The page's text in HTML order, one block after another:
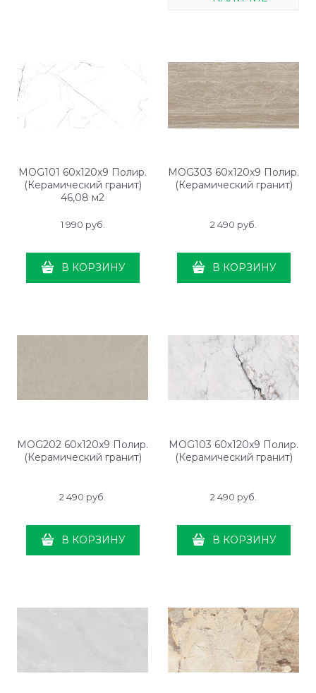
MOG101 60x120x9 Полир.
(Керамический гранит)
46,08 м2
1 990 руб.
В КОРЗИНУ
MOG303 60x120x9 Полир.
(Керамический гранит)
2 490 руб.
В КОРЗИНУ
MOG202 60x120x9 Полир.
(Керамический гранит)
2 490 руб.
В КОРЗИНУ
MOG103 60x120x9 Полир.
(Керамический гранит)
2 490 руб.
В КОРЗИНУ